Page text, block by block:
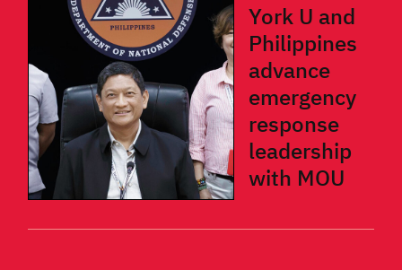
York U and
Philippines
advance
emergency
response
leadership
with MOU